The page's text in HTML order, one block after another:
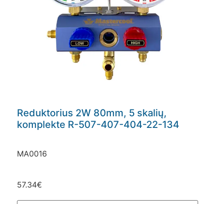
Reduktorius 2W 80mm, 5 skalių,
komplekte R-507-407-404-22-134
MA0016
57.34€